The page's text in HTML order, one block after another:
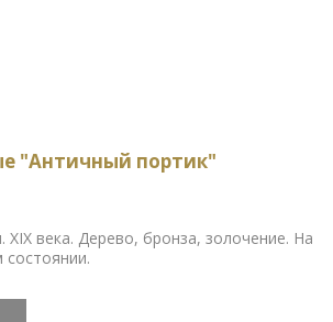
"Античный портик"
XIX века. Дерево, бронза, золочение. На
состоянии.